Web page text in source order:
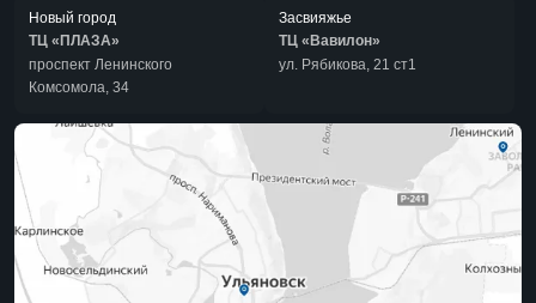
Новый город
ТЦ «ПЛАЗА»
проспект Ленинского
Комсомола, 34
Засвияжье
ТЦ «Вавилон»
ул. Рябикова, 21 ст1